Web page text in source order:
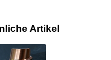
Artikel